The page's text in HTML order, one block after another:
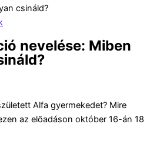
csináld?
nevelése: Miben
Alfa gyermekedet? Mire
az előadáson október 16-án 18